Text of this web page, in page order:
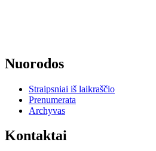
Nuorodos
Straipsniai iš laikraščio
Prenumerata
Archyvas
Kontaktai